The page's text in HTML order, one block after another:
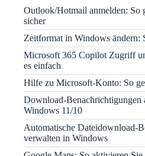
Outlook/Hotmail anmelden: So
sicher
Zeitformat in Windows ändern:
Microsoft 365 Copilot Zugriff
es einfach
Hilfe zu Microsoft-Konto: So
Download-Benachrichtigungen
Windows 11/10
Automatische Dateidownload-
verwalten in Windows